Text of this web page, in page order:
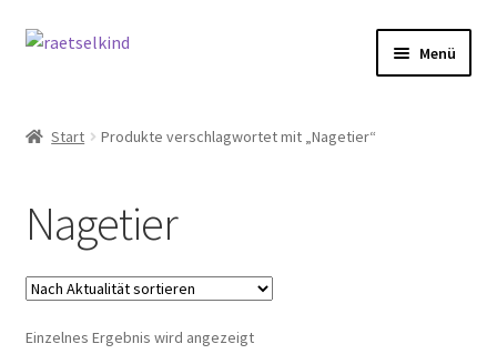
Zur
Zum
Menü
Cookie-Richtlinie (EU)
Datenschutzbelehrung
Echtheit von Bewertungen
Start Produkte verschlagwortet mit „Nagetier“
Nagetier
Einzelnes Ergebnis wird angezeigt